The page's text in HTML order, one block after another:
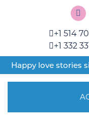
+1 514
+1 332
Happy love stories